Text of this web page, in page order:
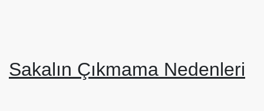
Sakalın Çıkmama Nedenleri